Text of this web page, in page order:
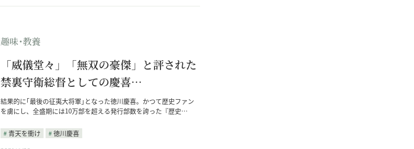
趣味･教養
「威儀堂々」「無双の豪傑」と評された
禁裏守衛総督としての慶喜…
結果的に｢最後の征夷大将軍｣となった徳川慶喜。かつて歴史ファン
を虜にし、全盛期には10万部を超える発行部数を誇った『歴史…
青天を衝け
徳川慶喜